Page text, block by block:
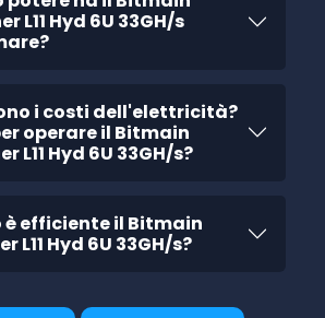
L11 Hyd 6U 33GH/s
i costi dell'elettricità?
operare il Bitmain
L11 Hyd 6U 33GH/s?
è efficiente il Bitmain
L11 Hyd 6U 33GH/s?